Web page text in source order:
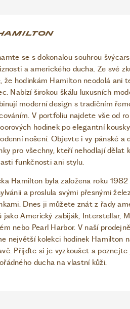
se s dokonalou souhrou
a amerického ducha. Ze své
že hodinkám Hamilton neodolá ani
Nabízí širokou škálu luxusních
moderní design s tradičním
V portfoliu najdete vše od
hodinek po elegantní
nošení. Objevte i vy pánské a
pro všechny, kteří nehodlají dělat
funkčnosti ani stylu.
Hamilton byla založena roku 1982
a proslula svými přesnými
Dnes ji můžete znát z řady
jako Americký zabiják, Interstellar,
nebo Pearl Harbor. V naší
největší kolekci hodinek Hamilton
Přijďte si je vyzkoušet a
ducha na vlastní kůži.